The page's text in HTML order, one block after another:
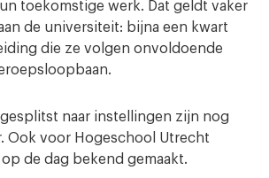
toekomstige werk. Dat geldt vaker
de universiteit: bijna een kwart
die ze volgen onvoldoende
naar instellingen zijn nog
Ook voor Hogeschool Utrecht
de dag bekend gemaakt.